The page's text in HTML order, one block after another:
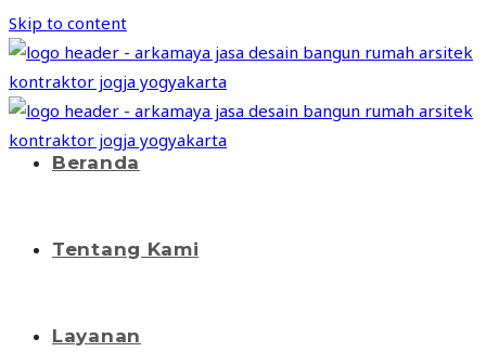
Skip to content
Beranda
Tentang Kami
Layanan